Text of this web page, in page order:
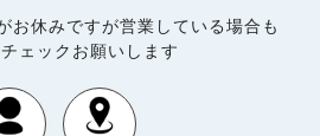
お休みですが営業している場合も
ェックお願いします